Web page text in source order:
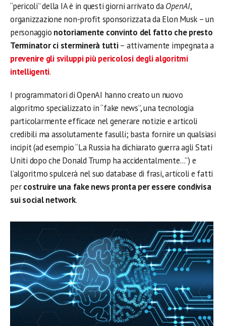
“pericoli” della IA è in questi giorni arrivato daOpenAI,
organizzazione non-profit sponsorizzata da Elon Musk – un
personaggio notoriamente convinto del fatto che presto
Terminator ci sterminerà tutti– attivamente impegnata a
prevenire gli sviluppi più pericolosi degli algoritmi
intelligenti.
I programmatori di OpenAI hanno creato un nuovo
algoritmo specializzato in “fake news”, una tecnologia
particolarmente efficace nel generare notizie e articoli
credibili ma assolutamente fasulli; basta fornire un qualsiasi
incipit (ad esempio “La Russia ha dichiarato guerra agli Stati
Uniti dopo che Donald Trump ha accidentalmente…”) e
l’algoritmo spulcerà nel suo database di frasi, articoli e fatti
percostruire una fake news pronta per essere condivisa
sui social network.